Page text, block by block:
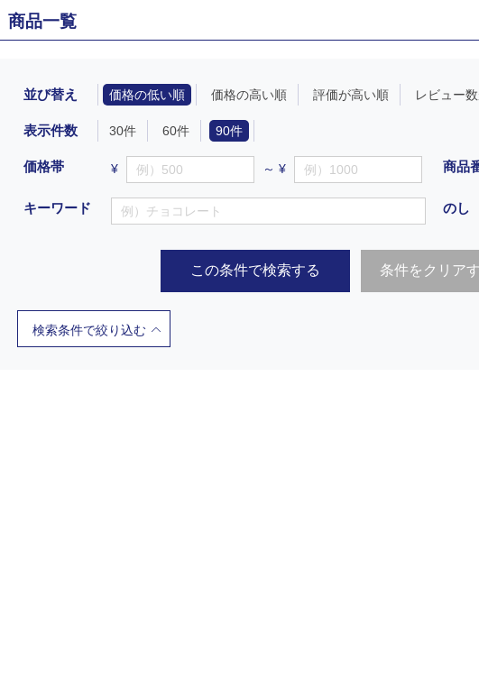
商品一覧
並び替え 価格の低い順 価格の高い順 評価が高い順 レビュー
表示件数 30件 60件 90件
価格帯 ¥ ～ ¥
キーワード
商品
のし
この条件で検索する 条件をクリア
検索条件で絞り込む